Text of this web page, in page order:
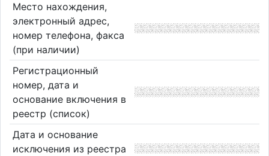
Место нахождения,
электронный адрес,
номер телефона, факса
(при наличии)
Регистрационный
номер, дата и
основание включения в
реестр (список)
Дата и основание
исключения из реестра